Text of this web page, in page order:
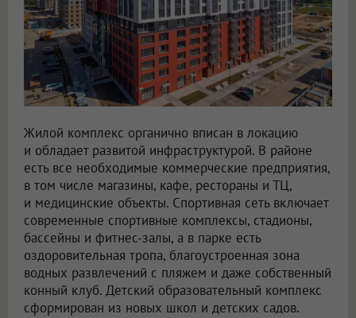
Жилой комплекс органично вписан в локацию
и обладает развитой инфраструктурой. В районе
есть все необходимые коммерческие предприятия,
в том числе магазины, кафе, рестораны и ТЦ,
и медицинские объекты. Спортивная сеть включает
современные спортивные комплексы, стадионы,
бассейны и фитнес-залы, а в парке есть
оздоровительная тропа, благоустроенная зона
водных развлечений с пляжем и даже собственный
конный клуб. Детский образовательный комплекс
сформирован из новых школ и детских садов.